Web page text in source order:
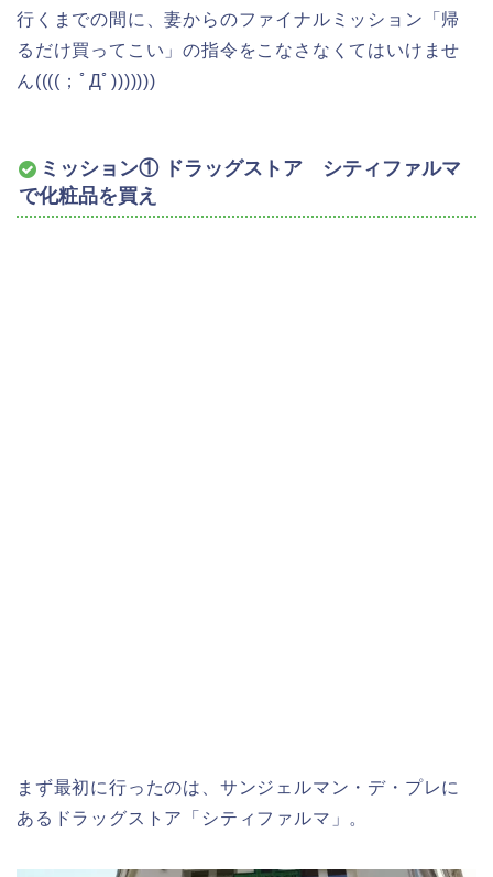
行くまでの間に、妻からのファイナルミッション「帰
るだけ買ってこい」の指令をこなさなくてはいけませ
ん((((；ﾟДﾟ)))))))
ミッション① ドラッグストア シティファルマ
で化粧品を買え
まず最初に行ったのは、サンジェルマン・デ・プレに
あるドラッグストア「シティファルマ」。